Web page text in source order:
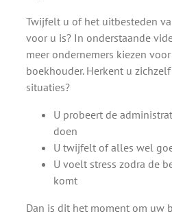
Twijfelt u of het uitbesteden
voor u is? In onderstaande
meer ondernemers kiezen
boekhouder. Herkent u
situaties?
U probeert de
doen
U twijfelt of alles wel
U voelt stress zodra de
komt
Dan is dit het moment om uw